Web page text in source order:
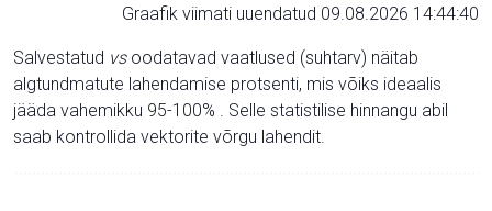
Graafik viimati uuendatud 09.08.2026 14:44:40
Salvestatud vsoodatavad vaatlused (suhtarv) näitab
algtundmatute lahendamise protsenti, mis võiks ideaalis
jääda vahemikku 95-100% . Selle statistilise hinnangu abil
saab kontrollida vektorite võrgu lahendit.